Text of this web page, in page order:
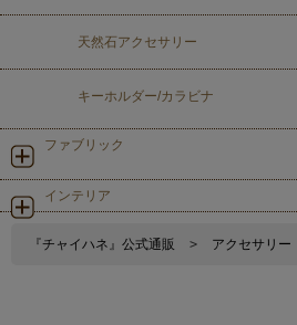
天然石アクセサリー
キーホルダー/カラビナ
ファブリック
インテリア
『チャイハネ』公式通販 > アクセサリー